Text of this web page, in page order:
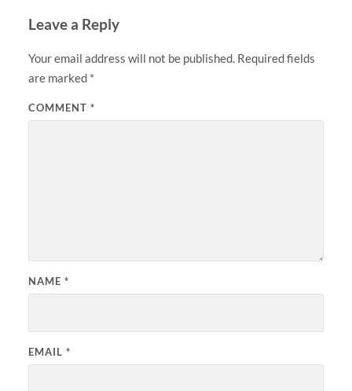
Leave a Reply
Your email address will not be published. Required fields
are marked *
COMMENT *
NAME *
EMAIL *